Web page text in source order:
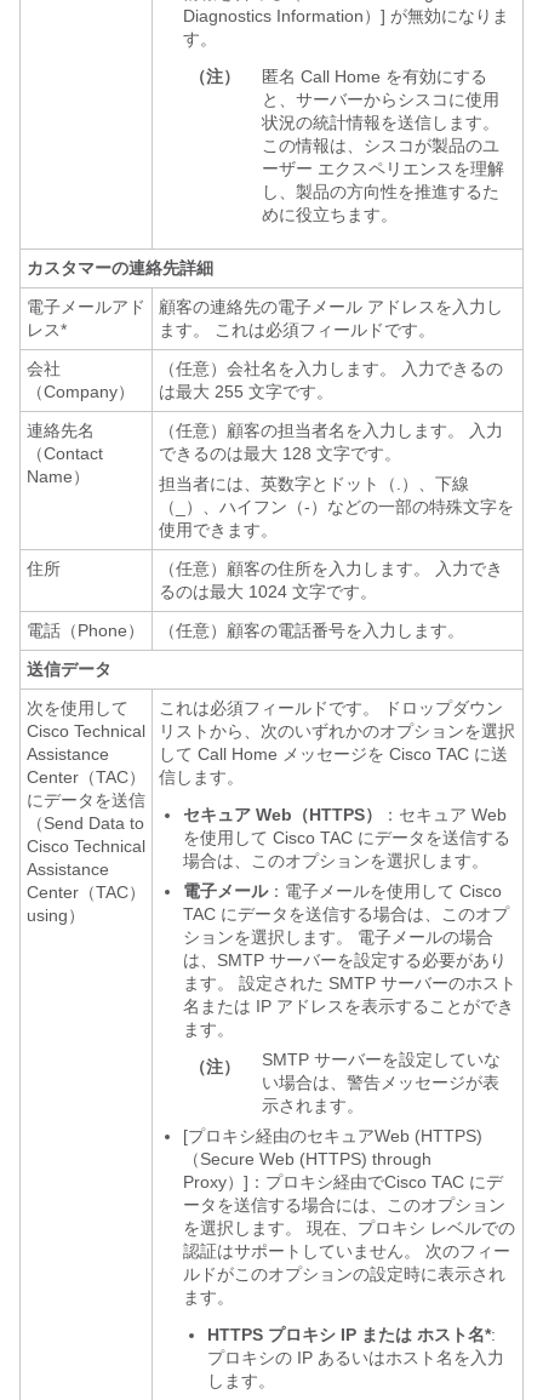
Diagnostics Information）] が無効になりま
す。
（注）
匿名 Call Home を有効にする
と、サーバーからシスコに使用
状況の統計情報を送信します。
この情報は、シスコが製品のユ
ーザー エクスペリエンスを理解
し、製品の方向性を推進するた
めに役立ちます。
カスタマーの連絡先詳細
電子メールアド
レス*
顧客の連絡先の電子メール アドレスを入力し
ます。 これは必須フィールドです。
会社
（Company）
（任意）会社名を入力します。 入力できるの
は最大 255 文字です。
連絡先名
（Contact
Name）
（任意）顧客の担当者名を入力します。 入力
できるのは最大 128 文字です。
担当者には、英数字とドット（.）、下線
（_）、ハイフン（-）などの一部の特殊文字を
使用できます。
住所
（任意）顧客の住所を入力します。 入力でき
るのは最大 1024 文字です。
電話（Phone）
（任意）顧客の電話番号を入力します。
送信データ
次を使用して
Cisco Technical
Assistance
Center（TAC）
にデータを送信
（Send Data to
Cisco Technical
Assistance
Center（TAC）
using）
これは必須フィールドです。 ドロップダウン
リストから、次のいずれかのオプションを選択
して Call Home メッセージを Cisco TAC に送
信します。
セキュア Web（HTTPS）
：セキュア Web
を使用して Cisco TAC にデータを送信する
場合は、このオプションを選択します。
電子メール：電子メールを使用して Cisco
TAC にデータを送信する場合は、このオプ
ションを選択します。 電子メールの場合
は、SMTP サーバーを設定する必要があり
ます。 設定された SMTP サーバーのホスト
名または IP アドレスを表示することができ
ます。
（注）
SMTP サーバーを設定していな
い場合は、警告メッセージが表
示されます。
[プロキシ経由のセキュアWeb (HTTPS)
（Secure Web (HTTPS) through
Proxy）]：プロキシ経由でCisco TAC にデ
ータを送信する場合には、このオプション
を選択します。 現在、プロキシ レベルでの
認証はサポートしていません。 次のフィー
ルドがこのオプションの設定時に表示され
ます。
HTTPS プロキシ IP または ホスト名*:
プロキシの IP あるいはホスト名を入力
します。